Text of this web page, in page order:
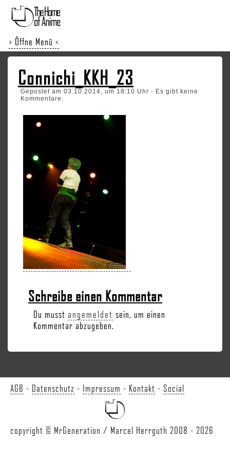
> Öffne Menü <
Connichi_KKH_23
Gepostet am 03.10.2014, um 18:10 Uhr - Es gibt keine
Kommentare.
Schreibe einen Kommentar
Du musst angemeldet sein, um einen
Kommentar abzugeben.
AGB - Datenschutz - Impressum - Kontakt - Social
copyright © MrGeneration / Marcel Herrguth 2008 - 2026